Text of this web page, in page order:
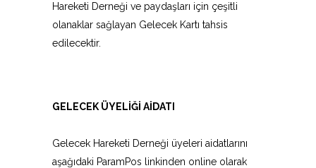
Hareketi Derneği ve paydaşları için çeşitli
olanaklar sağlayan Gelecek Kartı tahsis
edilecektir.
GELECEK ÜYELİĞİ AİDATI
Gelecek Hareketi Derneği üyeleri aidatlarını
aşağıdaki ParamPos linkinden online olarak